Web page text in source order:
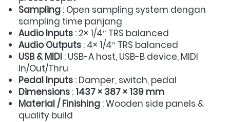
Sampling : Open sampling system dengan
sampling time panjang
Audio Inputs : 2× 1/4″ TRS balanced
Audio Outputs : 4× 1/4″ TRS balanced
USB & MIDI : USB-A host, USB-B device, MIDI
In/Out/Thru
Pedal Inputs : Damper, switch, pedal
Dimensions : 1437 × 387 × 139 mm
Material / Finishing : Wooden side panels &
quality build